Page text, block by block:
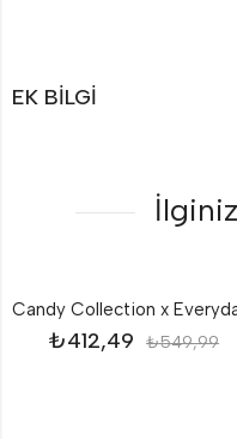
EK BILGI
₺412,49 ₺549,99